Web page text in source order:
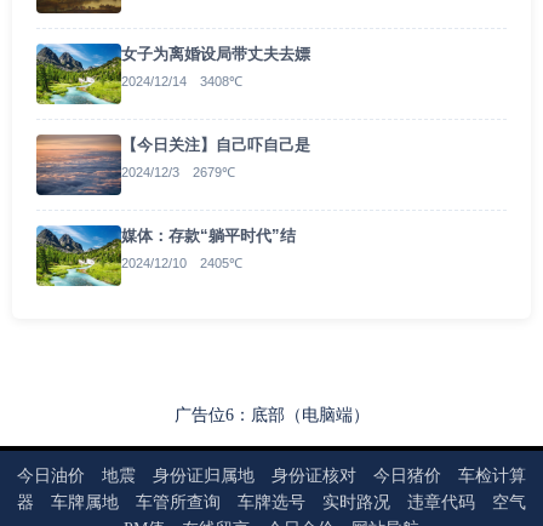
女子为离婚设局带丈夫去嫖
2024/12/14 3408℃
【今日关注】自己吓自己是
2024/12/3 2679℃
媒体：存款“躺平时代”结
2024/12/10 2405℃
广告位6：底部（电脑端）
今日油价 地震 身份证归属地 身份证核对 今日猪价
车检计算
器
车牌属地 车管所查询 车牌选号 实时路况 违章代码
空气